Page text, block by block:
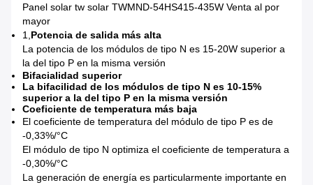
Panel solar tw solar TWMND-54HS415-435W Venta al por
mayor
1,Potencia de salida más alta
La potencia de los módulos de tipo N es 15-20W superior a
la del tipo P en la misma versión
Bifacialidad superior
La bifacilidad de los módulos de tipo N es 10-15%
superior a la del tipo P en la misma versión
Coeficiente de temperatura más baja
El coeficiente de temperatura del módulo de tipo P es de
-0,33%/°C
El módulo de tipo N optimiza el coeficiente de temperatura a
-0,30%/°C
La generación de energía es particularmente importante en